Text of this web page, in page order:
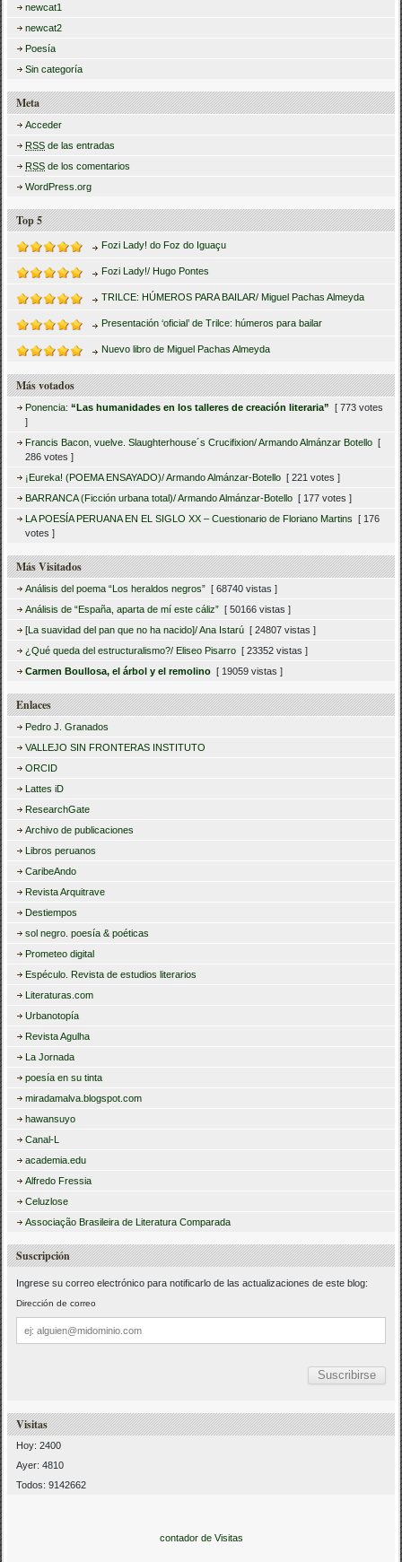
newcat1
newcat2
Poesía
Sin categoría
Meta
Acceder
RSS de las entradas
RSS de los comentarios
WordPress.org
Top 5
Fozi Lady! do Foz do Iguaçu
Fozi Lady!/ Hugo Pontes
TRILCE: HÚMEROS PARA BAILAR/ Miguel Pachas Almeyda
Presentación ‘oficial’ de Trilce: húmeros para bailar
Nuevo libro de Miguel Pachas Almeyda
Más votados
Ponencia:“Las humanidades en los talleres de creación literaria” [ 773 votes
]
Francis Bacon, vuelve. Slaughterhouse´s Crucifixion/ Armando Almánzar Botello [
286 votes ]
¡Eureka! (POEMA ENSAYADO)/ Armando Almánzar-Botello [ 221 votes ]
BARRANCA (Ficción urbana total)/ Armando Almánzar-Botello [ 177 votes ]
LA POESÍA PERUANA EN EL SIGLO XX – Cuestionario de Floriano Martins [ 176
votes ]
Más Visitados
Análisis del poema “Los heraldos negros” [ 68740 vistas ]
Análisis de “España, aparta de mí este cáliz” [ 50166 vistas ]
[La suavidad del pan que no ha nacido]/ Ana Istarú [ 24807 vistas ]
¿Qué queda del estructuralismo?/ Eliseo Pisarro [ 23352 vistas ]
Carmen Boullosa, el árbol y el remolino [ 19059 vistas ]
Enlaces
Pedro J. Granados
VALLEJO SIN FRONTERAS INSTITUTO
ORCID
Lattes iD
ResearchGate
Archivo de publicaciones
Libros peruanos
CaribeAndo
Revista Arquitrave
Destiempos
sol negro. poesía & poéticas
Prometeo digital
Espéculo. Revista de estudios literarios
Literaturas.com
Urbanotopía
Revista Agulha
La Jornada
poesía en su tinta
miradamalva.blogspot.com
hawansuyo
Canal-L
academia.edu
Alfredo Fressia
Celuzlose
Associação Brasileira de Literatura Comparada
Suscripción
Ingrese su correo electrónico para notificarlo de las actualizaciones de este blog:
Dirección de correo
Dirección
de
correo
Visitas
Hoy: 2400
Ayer: 4810
Todos: 9142662
contador de Visitas